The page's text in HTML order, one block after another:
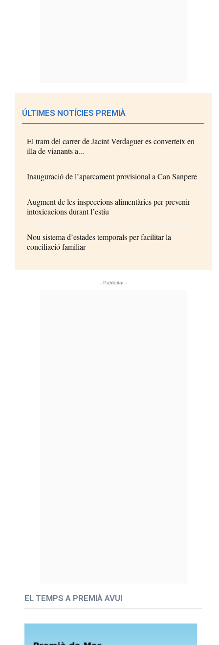
ÚLTIMES NOTÍCIES PREMIÀ
El tram del carrer de Jacint Verdaguer es converteix en
illa de vianants a...
Inauguració de l’aparcament provisional a Can Sanpere
Augment de les inspeccions alimentàries per prevenir
intoxicacions durant l’estiu
Nou sistema d’estades temporals per facilitar la
conciliació familiar
- Publicitat -
EL TEMPS A PREMIÀ AVUI